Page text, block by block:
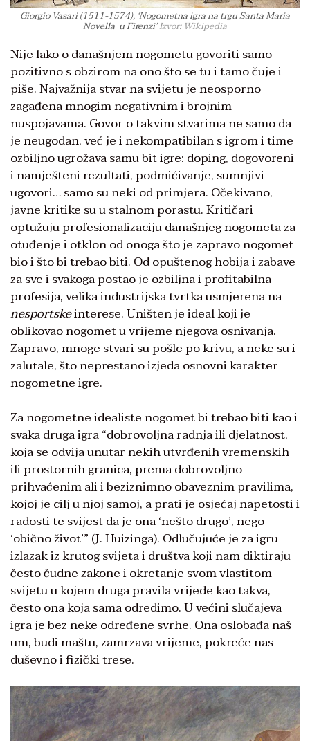
Giorgio Vasari (1511-1574), ‘Nogometna igra na trgu Santa Maria
Novella u Firenzi’Izvor: Wikipedia
Nije lako o današnjem nogometu govoriti samo
pozitivno s obzirom na ono što se tu i tamo čuje i
piše. Najvažnija stvar na svijetu je neosporno
zagađena mnogim negativnim i brojnim
nuspojavama. Govor o takvim stvarima ne samo da
je neugodan, već je i nekompatibilan s igrom i time
ozbiljno ugrožava samu bit igre: doping, dogovoreni
i namješteni rezultati, podmićivanje, sumnjivi
ugovori… samo su neki od primjera. Očekivano,
javne kritike su u stalnom porastu. Kritičari
optužuju profesionalizaciju današnjeg nogometa za
otuđenje i otklon od onoga što je zapravo nogomet
bio i što bi trebao biti. Od opuštenog hobija i zabave
za sve i svakoga postao je ozbiljna i profitabilna
profesija, velika industrijska tvrtka usmjerena na
nesportskeinterese. Uništen je ideal koji je
oblikovao nogomet u vrijeme njegova osnivanja.
Zapravo, mnoge stvari su pošle po krivu, a neke su i
zalutale, što neprestano izjeda osnovni karakter
nogometne igre.
Za nogometne idealiste nogomet bi trebao biti kao i
svaka druga igra “dobrovoljna radnja ili djelatnost,
koja se odvija unutar nekih utvrđenih vremenskih
ili prostornih granica, prema dobrovoljno
prihvaćenim ali i beziznimno obaveznim pravilima,
kojoj je cilj u njoj samoj, a prati je osjećaj napetosti i
radosti te svijest da je ona ‘nešto drugo’, nego
‘obično život’” (J. Huizinga). Odlučujuće je za igru
izlazak iz krutog svijeta i društva koji nam diktiraju
često čudne zakone i okretanje svom vlastitom
svijetu u kojem druga pravila vrijede kao takva,
često ona koja sama odredimo. U većini slučajeva
igra je bez neke određene svrhe. Ona oslobađa naš
um, budi maštu, zamrzava vrijeme, pokreće nas
duševno i fizički trese.